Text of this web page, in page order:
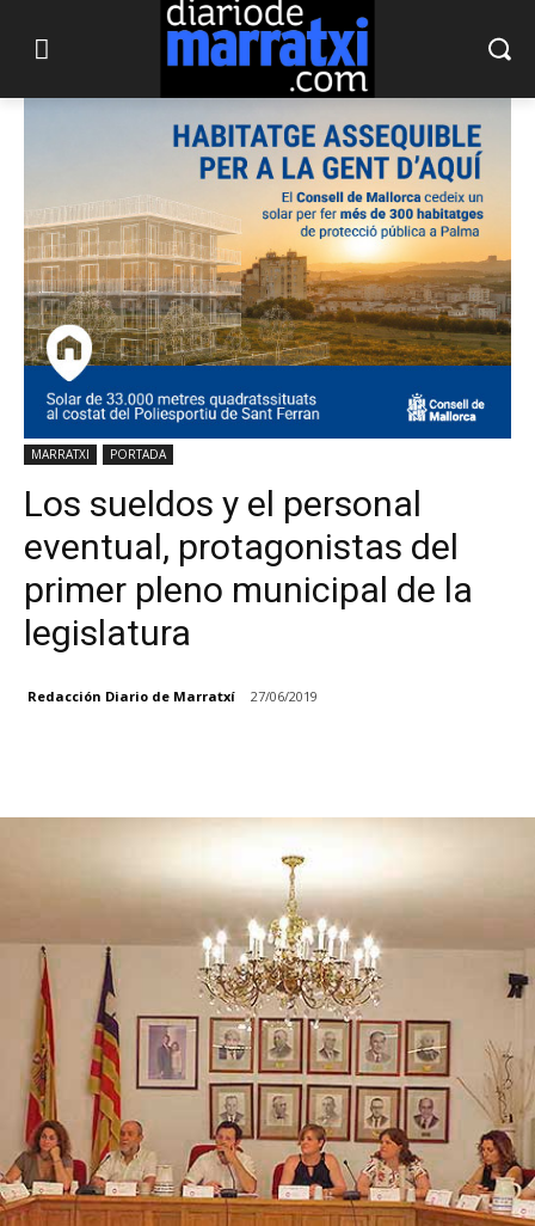
MARRATXI PORTADA
Los sueldos y el personal
eventual, protagonistas del
primer pleno municipal de la
legislatura
Redacción Diario de Marratxí 27/06/2019